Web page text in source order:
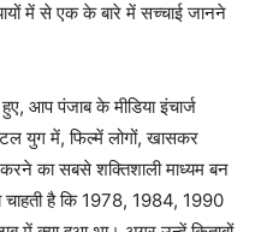
में से एक के बारे में सच्चाई जानने
आप पंजाब के मीडिया इंचार्ज
युग में, फिल्में लोगों, खासकर
का सबसे शक्तिशाली माध्यम बन
चाहती है कि 1978, 1984, 1990